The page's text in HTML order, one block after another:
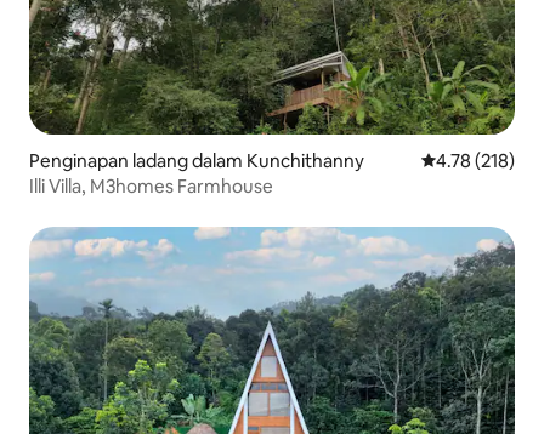
Penginapan ladang dalam Kunchithanny Penarafan
4.78 (218)
Illi Villa, M3homes Farmhouse